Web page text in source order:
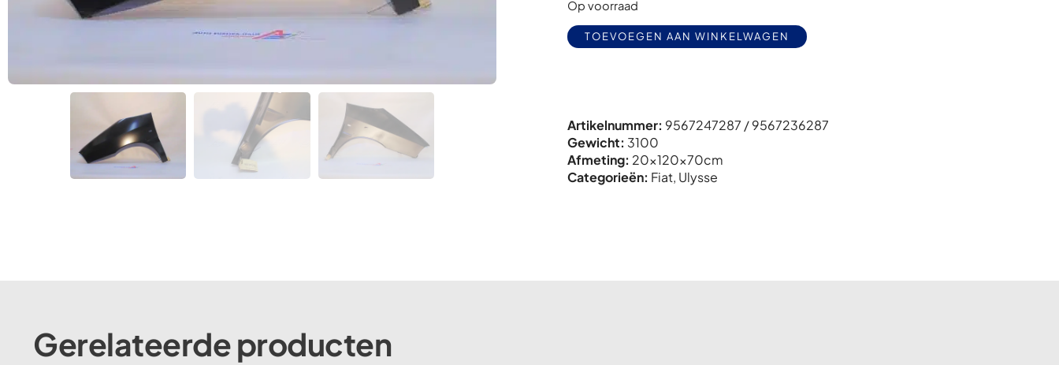
Op voorraad
TOEVOEGEN AAN WINKELWAGEN
Artikelnummer: 9567247287 / 9567236287
Gewicht: 3100
Afmeting: 20x120x70cm
Categorieën: Fiat, Ulysse
Gerelateerde producten